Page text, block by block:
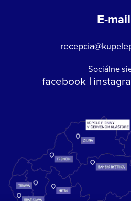
E-mail
Sociálne
facebook